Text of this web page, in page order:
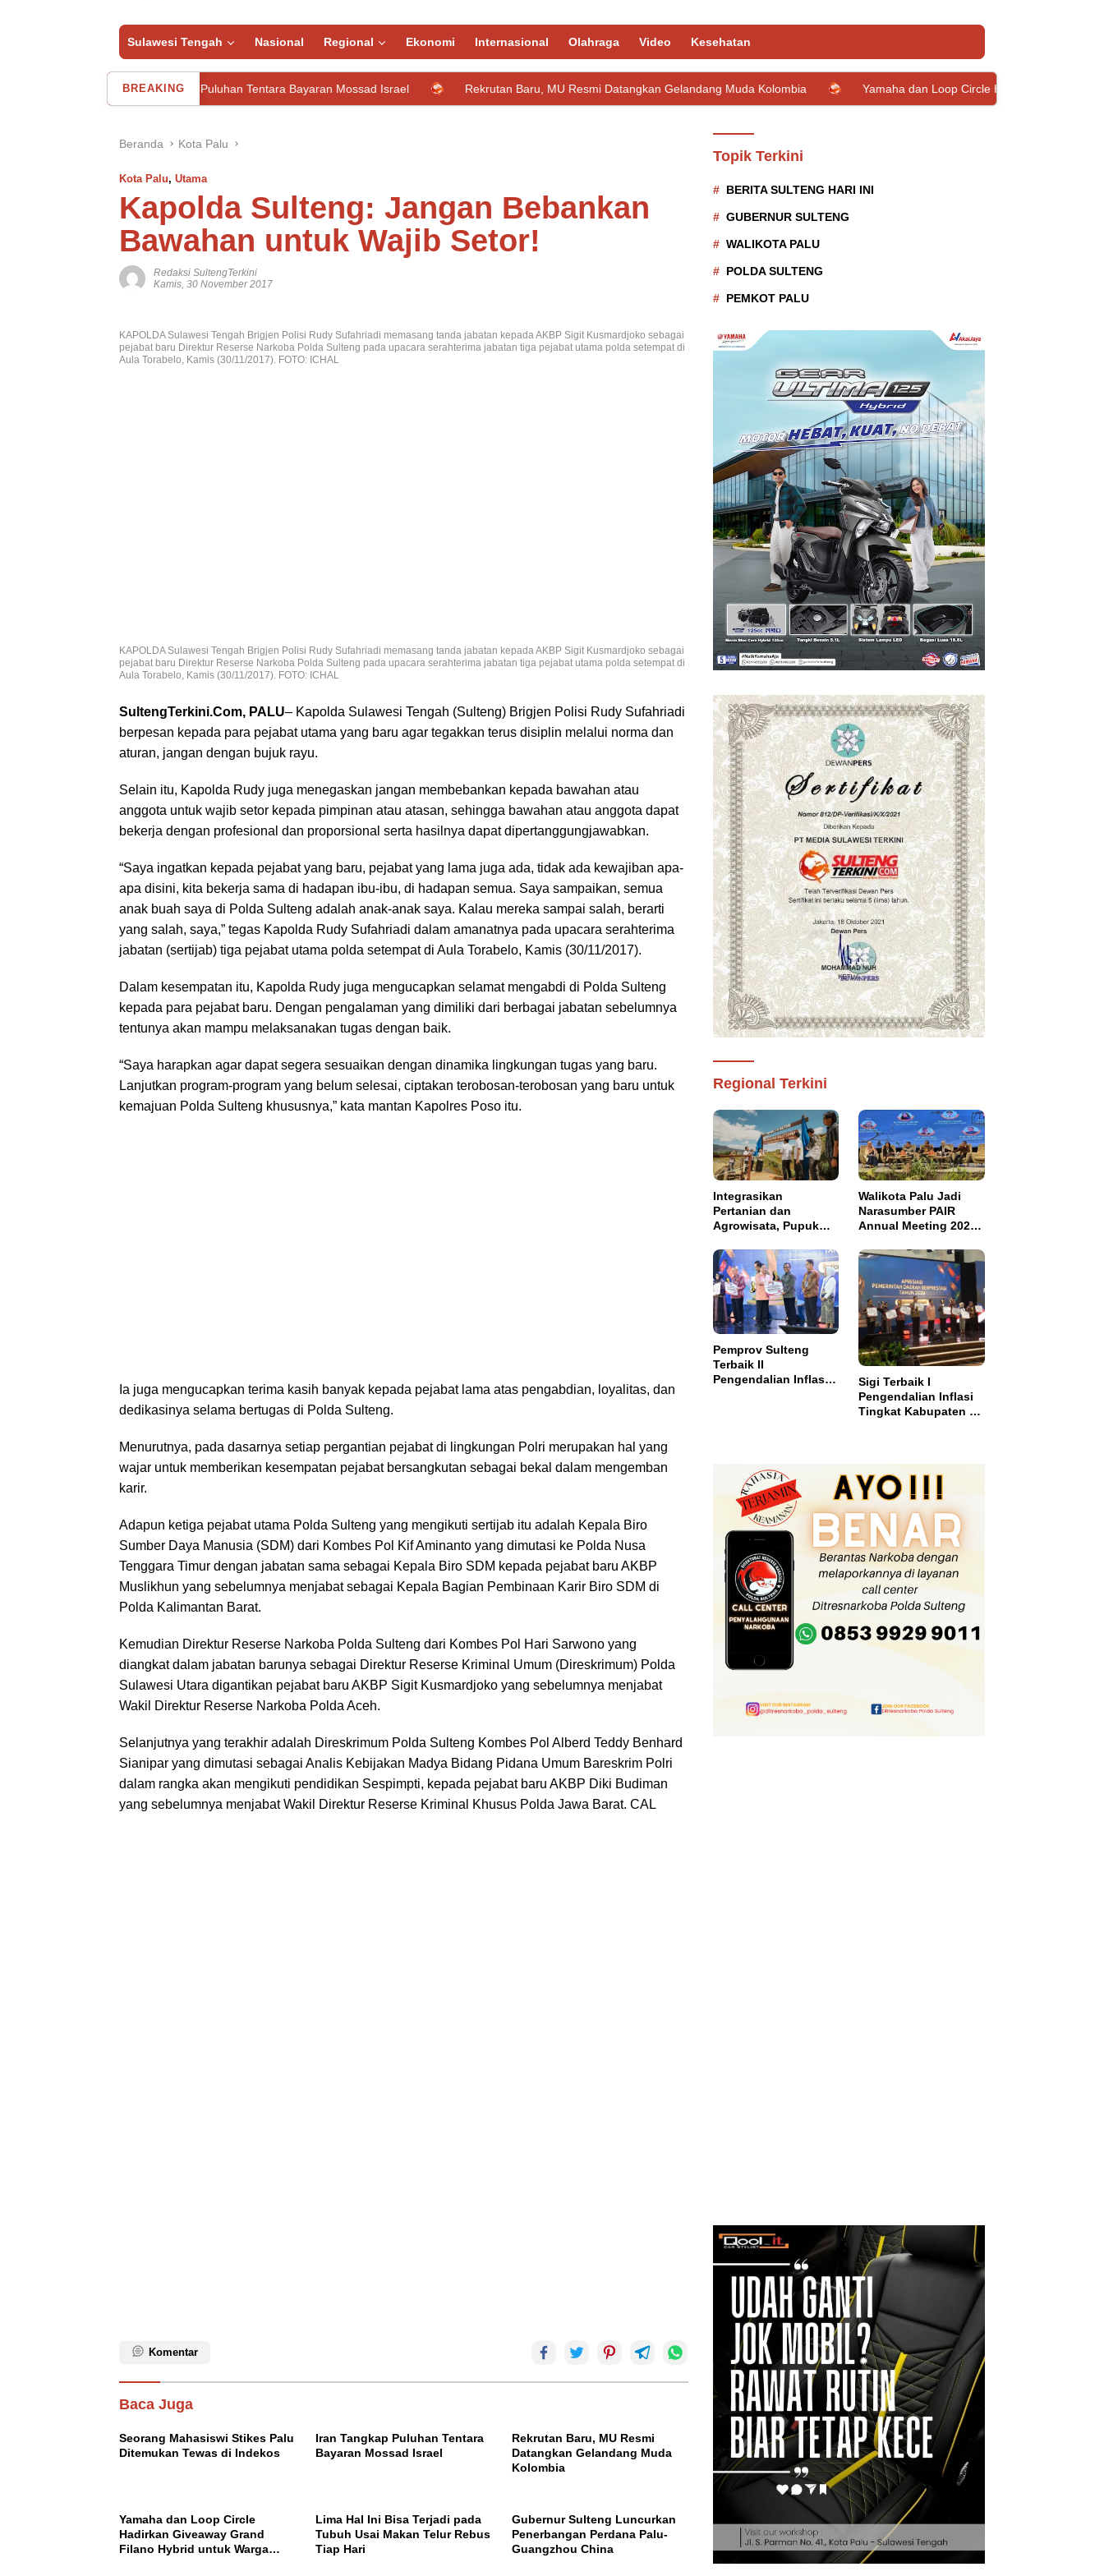
Sulawesi Tengah Nasional Regional Ekonomi Internasional Olahraga Video Kesehatan
BREAKING
Iran Tangkap Puluhan Tentara Bayaran Mossad Israel Rekrutan Baru, MU Resmi Datangkan Gelandang Muda Kolombia Yamaha dan Loop Circle Hadirkan Giveaway Grand Filano
Beranda Kota Palu
Kota Palu, Utama
Kapolda Sulteng: Jangan Bebankan
Bawahan untuk Wajib Setor!
Redaksi SultengTerkini
Kamis, 30 November 2017
KAPOLDA Sulawesi Tengah Brigjen Polisi Rudy Sufahriadi memasang tanda jabatan kepada AKBP Sigit Kusmardjoko sebagai
pejabat baru Direktur Reserse Narkoba Polda Sulteng pada upacara serahterima jabatan tiga pejabat utama polda setempat di
Aula Torabelo, Kamis (30/11/2017). FOTO: ICHAL
KAPOLDA Sulawesi Tengah Brigjen Polisi Rudy Sufahriadi memasang tanda jabatan kepada AKBP Sigit Kusmardjoko sebagai
pejabat baru Direktur Reserse Narkoba Polda Sulteng pada upacara serahterima jabatan tiga pejabat utama polda setempat di
Aula Torabelo, Kamis (30/11/2017). FOTO: ICHAL
SultengTerkini.Com, PALU– Kapolda Sulawesi Tengah (Sulteng) Brigjen Polisi Rudy Sufahriadi
berpesan kepada para pejabat utama yang baru agar tegakkan terus disiplin melalui norma dan
aturan, jangan dengan bujuk rayu.
Selain itu, Kapolda Rudy juga menegaskan jangan membebankan kepada bawahan atau
anggota untuk wajib setor kepada pimpinan atau atasan, sehingga bawahan atau anggota dapat
bekerja dengan profesional dan proporsional serta hasilnya dapat dipertanggungjawabkan.
“Saya ingatkan kepada pejabat yang baru, pejabat yang lama juga ada, tidak ada kewajiban apa-
apa disini, kita bekerja sama di hadapan ibu-ibu, di hadapan semua. Saya sampaikan, semua
anak buah saya di Polda Sulteng adalah anak-anak saya. Kalau mereka sampai salah, berarti
yang salah, saya,” tegas Kapolda Rudy Sufahriadi dalam amanatnya pada upacara serahterima
jabatan (sertijab) tiga pejabat utama polda setempat di Aula Torabelo, Kamis (30/11/2017).
Dalam kesempatan itu, Kapolda Rudy juga mengucapkan selamat mengabdi di Polda Sulteng
kepada para pejabat baru. Dengan pengalaman yang dimiliki dari berbagai jabatan sebelumnya
tentunya akan mampu melaksanakan tugas dengan baik.
“Saya harapkan agar dapat segera sesuaikan dengan dinamika lingkungan tugas yang baru.
Lanjutkan program-program yang belum selesai, ciptakan terobosan-terobosan yang baru untuk
kemajuan Polda Sulteng khususnya,” kata mantan Kapolres Poso itu.
Ia juga mengucapkan terima kasih banyak kepada pejabat lama atas pengabdian, loyalitas, dan
dedikasinya selama bertugas di Polda Sulteng.
Menurutnya, pada dasarnya setiap pergantian pejabat di lingkungan Polri merupakan hal yang
wajar untuk memberikan kesempatan pejabat bersangkutan sebagai bekal dalam mengemban
karir.
Adapun ketiga pejabat utama Polda Sulteng yang mengikuti sertijab itu adalah Kepala Biro
Sumber Daya Manusia (SDM) dari Kombes Pol Kif Aminanto yang dimutasi ke Polda Nusa
Tenggara Timur dengan jabatan sama sebagai Kepala Biro SDM kepada pejabat baru AKBP
Muslikhun yang sebelumnya menjabat sebagai Kepala Bagian Pembinaan Karir Biro SDM di
Polda Kalimantan Barat.
Kemudian Direktur Reserse Narkoba Polda Sulteng dari Kombes Pol Hari Sarwono yang
diangkat dalam jabatan barunya sebagai Direktur Reserse Kriminal Umum (Direskrimum) Polda
Sulawesi Utara digantikan pejabat baru AKBP Sigit Kusmardjoko yang sebelumnya menjabat
Wakil Direktur Reserse Narkoba Polda Aceh.
Selanjutnya yang terakhir adalah Direskrimum Polda Sulteng Kombes Pol Alberd Teddy Benhard
Sianipar yang dimutasi sebagai Analis Kebijakan Madya Bidang Pidana Umum Bareskrim Polri
dalam rangka akan mengikuti pendidikan Sespimpti, kepada pejabat baru AKBP Diki Budiman
yang sebelumnya menjabat Wakil Direktur Reserse Kriminal Khusus Polda Jawa Barat. CAL
Komentar
Baca Juga
Seorang Mahasiswi Stikes Palu
Ditemukan Tewas di Indekos
Iran Tangkap Puluhan Tentara
Bayaran Mossad Israel
Rekrutan Baru, MU Resmi
Datangkan Gelandang Muda
Kolombia
Yamaha dan Loop Circle
Hadirkan Giveaway Grand
Filano Hybrid untuk Warga
Lima Hal Ini Bisa Terjadi pada
Tubuh Usai Makan Telur Rebus
Tiap Hari
Gubernur Sulteng Luncurkan
Penerbangan Perdana Palu-
Guangzhou China
Topik Terkini
BERITA SULTENG HARI INI
GUBERNUR SULTENG
WALIKOTA PALU
POLDA SULTENG
PEMKOT PALU
Regional Terkini
Integrasikan
Pertanian dan
Agrowisata, Pupuk
Kampung Sawah
Abadi di Bulutana
Sulsel
Walikota Palu Jadi
Narasumber PAIR
Annual Meeting 2026
Pemprov Sulteng
Terbaik II
Pengendalian Inflasi,
Sigi Terbaik I
Pengendalian Inflasi
Tingkat Kabupaten se